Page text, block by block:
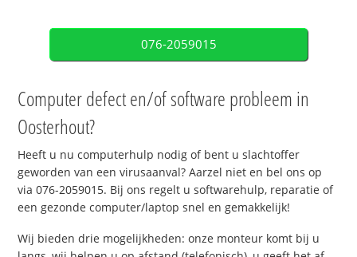
076-2059015
Computer defect en/of software probleem in
Oosterhout?
Heeft u nu computerhulp nodig of bent u slachtoffer
geworden van een virusaanval? Aarzel niet en bel ons op
via 076-2059015. Bij ons regelt u softwarehulp, reparatie of
een gezonde computer/laptop snel en gemakkelijk!
Wij bieden drie mogelijkheden: onze monteur komt bij u